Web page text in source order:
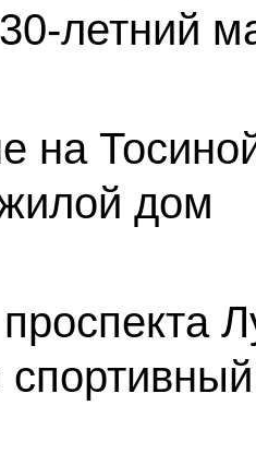
летний
на
дом